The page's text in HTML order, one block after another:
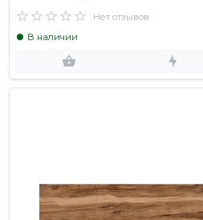
Нет отзывов
В наличии